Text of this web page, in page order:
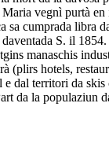
vegnì purtà en
sa cumprada libra
S. il
manaschis
(plirs hotels,
dal territori da skis
da la populaziun